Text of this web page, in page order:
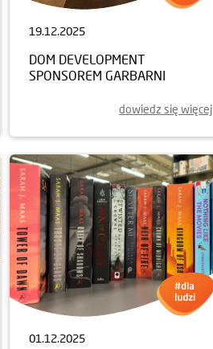
19.12.2025
DOM DEVELOPMENT
SPONSOREM GARBARNI
dowiedz się więcej
01.12.2025